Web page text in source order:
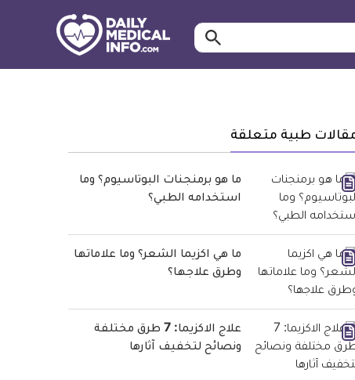
ابحث…
طبية متعلقة
ما هو برمنجنات البوتاسيوم؟ وما
استخدامه الطبي؟
ما هي اكزيما الشعر؟ وما علاماتها
وطرق علاجها؟
علاج الاكزيما: 7 طرق مختلفة
ونصائح لتخفيف آثارها